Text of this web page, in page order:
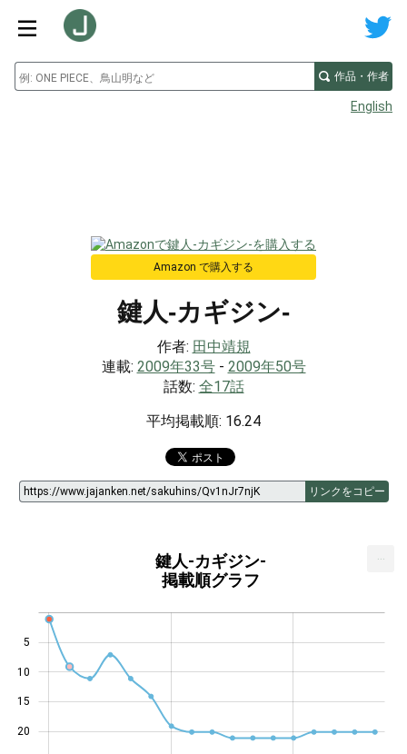
作品・作者
English
Amazon で購入する
鍵人-カギジン-
作者: 田中靖規
連載: 2009年33号- 2009年50号
話数: 全17話
平均掲載順: 16.24
リンクをコピー
鍵人-カギジン-
掲載順グラフ
10
20
15
5
...